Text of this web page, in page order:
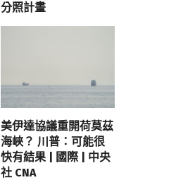
分照計畫
美伊達協議重開荷莫茲
海峽？ 川普：可能很
快有結果 | 國際 | 中央
社 CNA